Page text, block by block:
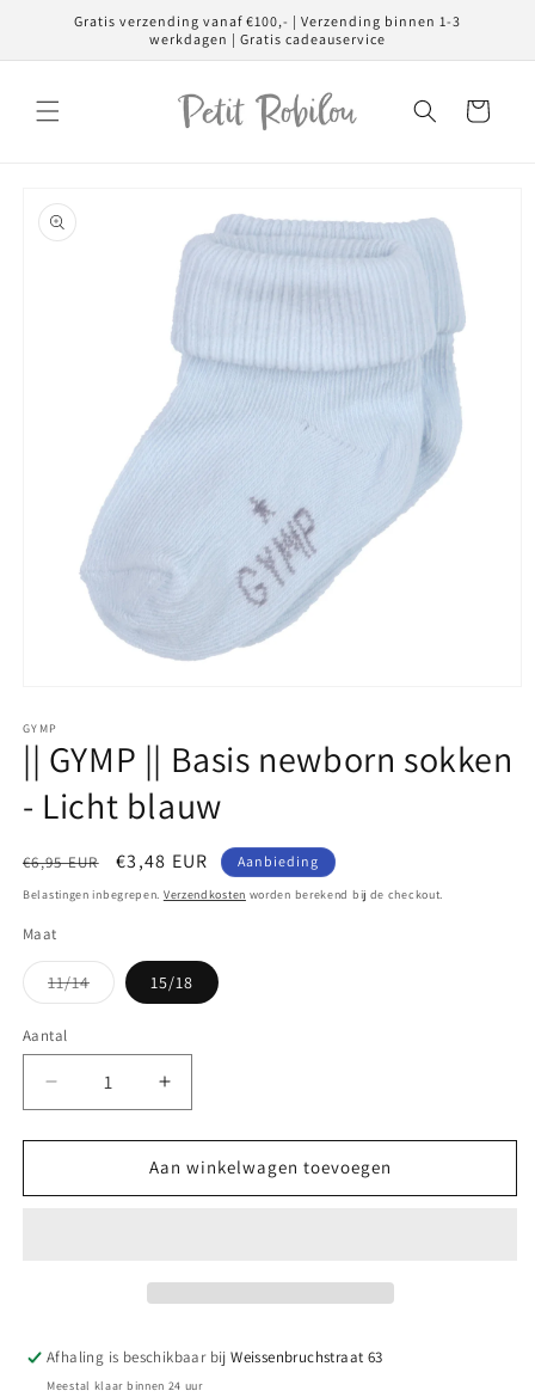
naar deGratis verzending vanaf €100,- | Verzending binnen 1-3
werkdagen | Gratis cadeauservice
Winkelwagen
openen
in
modaal
GYMP
|| GYMP || Basis newborn sokken
- Licht blauw
Normale
prijs
€6,95 EUR Aanbiedingsprijs
€3,48 EUR Aanbieding
Belastingen inbegrepen. Verzendkosten worden berekend bij de checkout.
Maat
11/14Variant
uitverkocht
15/18
Aantal
Aantal
Aantal
verlagen
voor
GYMP
blauw
Aantal
verhogen
voor
||
GYMP
blauw
Aan winkelwagen toevoegen
Afhaling is beschikbaar bijWeissenbruchstraat 63
Meestal klaar binnen 24 uur